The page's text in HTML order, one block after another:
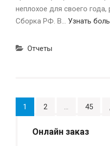
неплохое для своего
Сборка РФ. В… Узнать
Отчеты
Навигация
записям
1 2 … 45
Онлайн заказ